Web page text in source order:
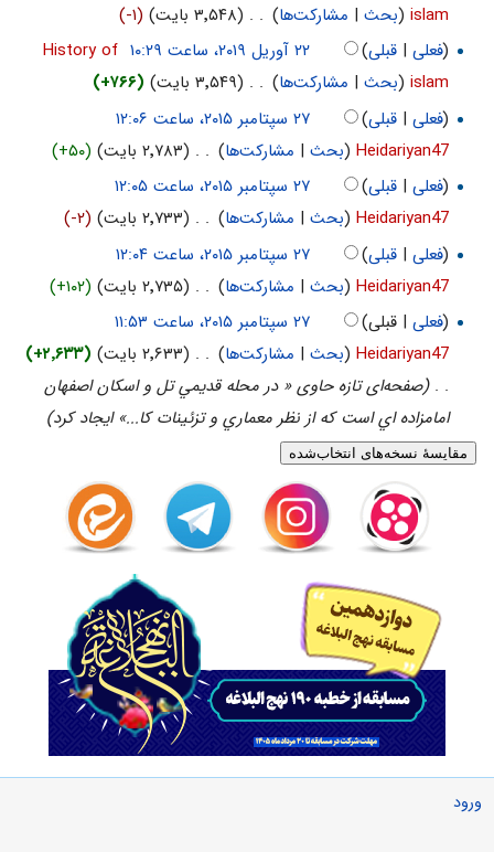
islam
(بحث| مشارکت‌ها)
. . (۳٬۵۴۸ بایت)
(-۱)
(فعلی| قبلی)
‏
History of
islam
(بحث| مشارکت‌ها)
. . (۳٬۵۴۹ بایت)
(+۷۶۶)
(فعلی| قبلی)
Heidariyan47
(بحث| مشارکت‌ها)
. . (۲٬۷۸۳ بایت)
(+۵۰)
(فعلی| قبلی)
Heidariyan47
(بحث| مشارکت‌ها)
. . (۲٬۷۳۳ بایت)
(-۲)
(فعلی| قبلی)
Heidariyan47
(بحث| مشارکت‌ها)
. . (۲٬۷۳۵ بایت)
(+۱۰۲)
(فعلی| قبلی)
Heidariyan47
(بحث| مشارکت‌ها)
. . (۲٬۶۳۳ بایت)
(+۲٬۶۳۳)
. . (صفحه‌ای تازه حاوی « در محله قديمي تل و اسكان اصفهان
امامزاده اي است كه از نظر معماري و تزئينات كا...» ایجاد کرد)
ورود